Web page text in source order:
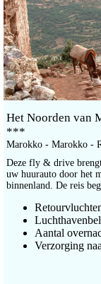
Het Noorden van
***
Marokko - Marokko -
Deze fly & drive
uw huurauto door het
binnenland. De reis
Aantal
Verzorging